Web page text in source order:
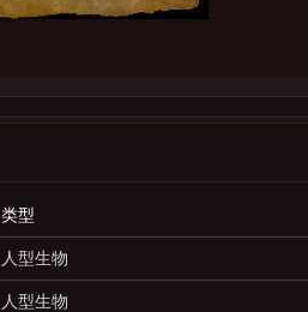
类型
人型生物
人型生物